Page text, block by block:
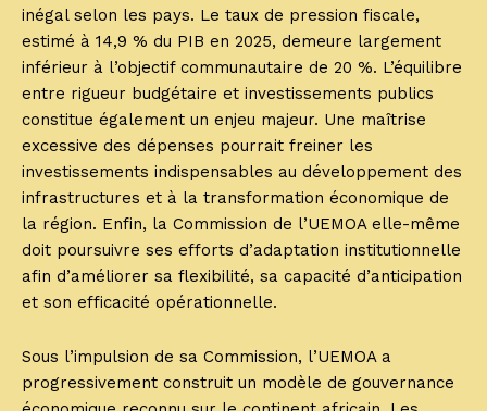
inégal selon les pays. Le taux de pression fiscale,
estimé à 14,9 % du PIB en 2025, demeure largement
inférieur à l’objectif communautaire de 20 %. L’équilibre
entre rigueur budgétaire et investissements publics
constitue également un enjeu majeur. Une maîtrise
excessive des dépenses pourrait freiner les
investissements indispensables au développement des
infrastructures et à la transformation économique de
la région. Enfin, la Commission de l’UEMOA elle-même
doit poursuivre ses efforts d’adaptation institutionnelle
afin d’améliorer sa flexibilité, sa capacité d’anticipation
et son efficacité opérationnelle.
Sous l’impulsion de sa Commission, l’UEMOA a
progressivement construit un modèle de gouvernance